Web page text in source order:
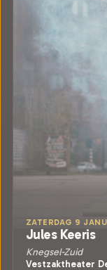
ZATERDAG 9
Jules Keeris
Knegsel-Zuid
Vestzaktheater